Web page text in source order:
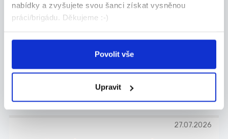
nabídky a zvyšujete svou šanci získat vysněnou
práci/brigádu. Děkujeme :-)
Povolit vše
Upravit
Mistr stavby pro závod
kolejových staveb
Co u nás budete dělat? - Řídit realizace sta...
Chládek & Tintěra, a.s.
27.07.2026